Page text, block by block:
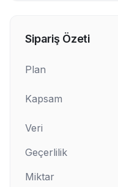
Sipariş Özeti
Plan
Kapsam
Veri
Geçerlilik
Miktar